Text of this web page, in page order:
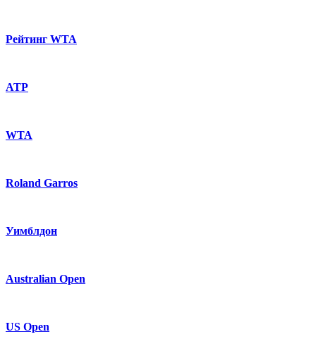
Рейтинг WTA
ATP
WTA
Roland Garros
Уимблдон
Australian Open
US Open